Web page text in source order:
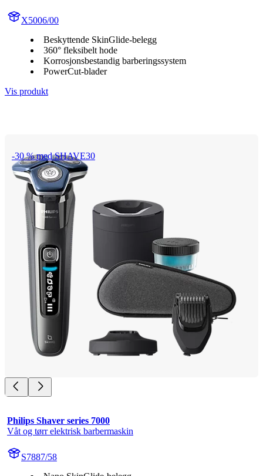
X5006/00
Beskyttende SkinGlide-belegg
360° fleksibelt hode
Korrosjonsbestandig barberingssystem
PowerCut-blader
Vis produkt
-30 % med SHAVE30
Philips Shaver series 7000
Våt og tørr elektrisk barbermaskin
S7887/58